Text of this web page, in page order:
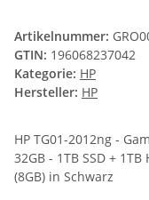
Artikelnummer:
GTIN: 196068237042
Kategorie: HP
Hersteller: HP
HP TG01-2012ng -
32GB - 1TB SSD +
(8GB) in Schwarz